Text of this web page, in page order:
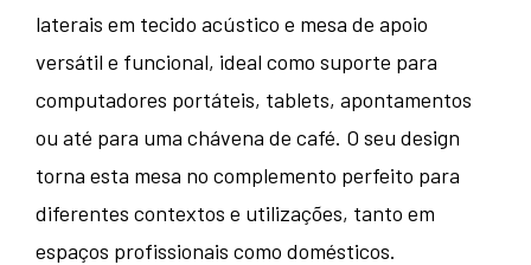
laterais em tecido acústico e mesa de apoio
versátil e funcional, ideal como suporte para
computadores portáteis, tablets, apontamentos
ou até para uma chávena de café. O seu design
torna esta mesa no complemento perfeito para
diferentes contextos e utilizações, tanto em
espaços profissionais como domésticos.